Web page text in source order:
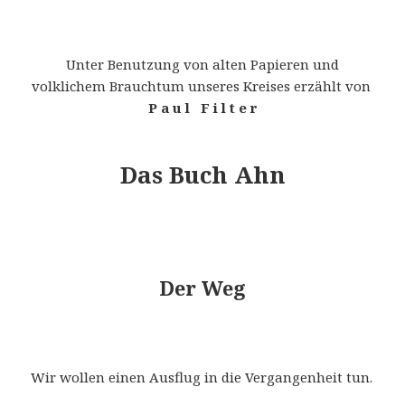
Unter Benutzung von alten Papieren und
volklichem Brauchtum unseres Kreises erzählt von
P a u l F i l t e r
Das Buch Ahn
Der Weg
Wir wollen einen Ausflug in die Vergangenheit tun.